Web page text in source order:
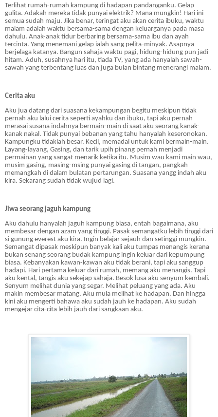
Terlihat rumah-rumah kampung di hadapan pandanganku. Gelap
gulita. Adakah mereka tidak punyai elektrik? Mana mungkin! Hari ini
semua sudah maju. Jika benar, teringat aku akan cerita ibuku, waktu
malam adalah waktu bersama-sama dengan keluarganya pada masa
dahulu. Anak-anak tidur berbaring bersama-sama ibu dan ayah
tercinta. Yang menemani gelap ialah sang pelita-minyak. Asapnya
berjelaga katanya. Bangun sahaja waktu pagi, hidung-hidung pun jadi
hitam. Aduh, susahnya hari itu, tiada TV, yang ada hanyalah sawah-
sawah yang terbentang luas dan juga bulan bintang menerangi malam.
Cerita aku
Aku jua datang dari suasana kekampungan begitu meskipun tidak
pernah aku lalui cerita seperti ayahku dan ibuku, tapi aku pernah
merasai susana indahnya bermain-main di saat aku seorang kanak-
kanak nakal. Tidak punyai bebanan yang tahu hanyalah keseronokan.
Kampungku tidaklah besar. Kecil, memadai untuk kami bermain-main.
Layang-layang, Gasing, dan tarik upih pinang pernah menjadi
permainan yang sangat menarik ketika itu. Musim wau kami main wau,
musim gasing, masing-msing punyai gasing di tangan, pangkah
memangkah di dalam bulatan pertarungan. Suasana yangg indah aku
kira. Sekarang sudah tidak wujud lagi.
Jiwa seorang jaguh kampung
Aku dahulu hanyalah jaguh kampung biasa, entah bagaimana, aku
membesar dengan azam yang tinggi. Pasak semangatku lebih tinggi dari
si gunung everest aku kira. Ingin belajar sejauh dan setinggi mungkin.
Semangat dipasak meskipun banyak kali aku tumpas menangis kerana
bukan senang seorang budak kampung ingin keluar dari kepumpung
biasa. Kebanyakan kawan-kawan aku tidak berani, tapi aku sanggup
hadapi. Hari pertama keluar dari rumah, memang aku menangis. Tapi
aku kental, tangis aku sekejap sahaja. Besok lusa aku senyum kembali.
Senyum melihat dunia yang segar. Melihat peluang yang ada. Aku
makin membesar matang. Aku mula melihat ke hadapan. Dan hingga
kini aku mengerti bahawa aku sudah jauh ke hadapan. Aku sudah
mengejar cita-cita lebih jauh dari sangkaan aku.